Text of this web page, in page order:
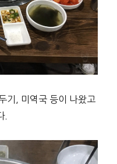
기, 미역국 등이 나왔고
.